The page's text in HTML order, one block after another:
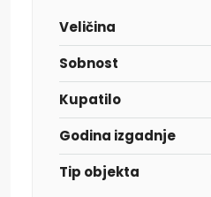
Veličina
Sobnost
Kupatilo
Godina izgadnje
Tip objekta